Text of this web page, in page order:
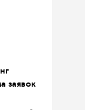
заявок